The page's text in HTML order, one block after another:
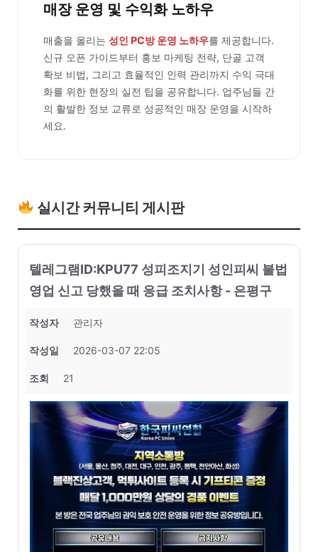
매장 운영 및 수익화 노하우
매출을 올리는 성인 PC방 운영 노하우를 제공합니다.
신규 오픈 가이드부터 홍보 마케팅 전략, 단골 고객
확보 비법, 그리고 효율적인 인력 관리까지 수익 극대
화를 위한 현장의 실전 팁을 공유합니다. 업주님들 간
의 활발한 정보 교류로 성공적인 매장 운영을 시작하
세요.
실시간 커뮤니티 게시판
텔레그램ID:KPU77 성피조지기 성인피씨 불법
영업 신고 당했을 때 응급 조치사항 - 은평구
작성자 관리자
작성일 2026-03-07 22:05
조회 21